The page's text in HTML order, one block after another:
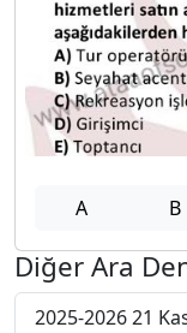
A B
Diğer Ara
2025-2026 21